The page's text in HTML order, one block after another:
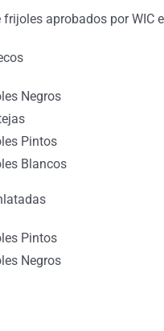
frijoles aprobados por WIC
Negros
Pintos
Blancos
Pintos
Negros